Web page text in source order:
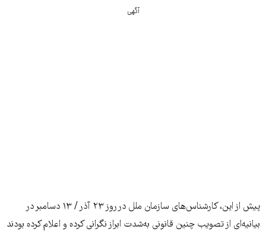
آگهی
پیش از این، کارشناس‌های سازمان ملل در روز ۲۳ آذر / ۱۳ دسامبر در
بیانیه‌ای از تصویب چنین قانونی به‌شدت ابراز نگرانی کرده و اعلام کرده بودند